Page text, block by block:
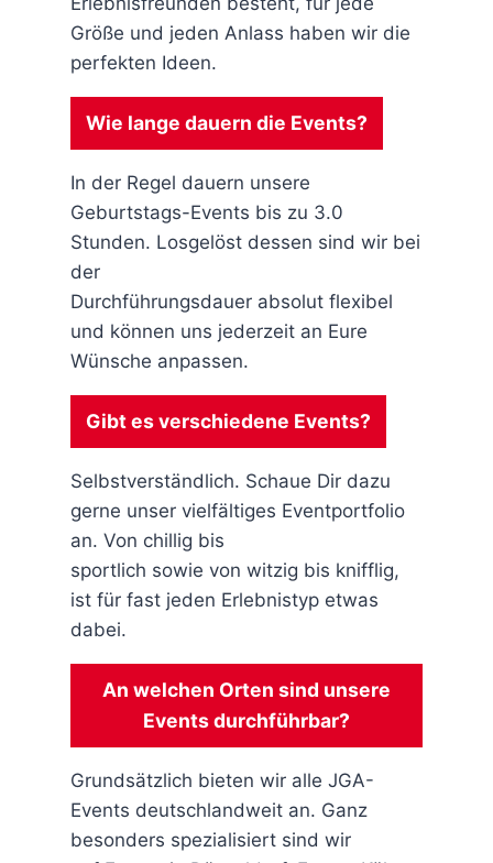
Größe und jeden Anlass haben wir die
perfekten Ideen.
Wie lange dauern die Events?
In der Regel dauern unsere
Geburtstags-Events bis zu 3.0
Stunden. Losgelöst dessen sind wir bei
der
Durchführungsdauer absolut flexibel
und können uns jederzeit an Eure
Wünsche anpassen.
Gibt es verschiedene Events?
Selbstverständlich. Schaue Dir dazu
gerne unser vielfältiges Eventportfolio
an. Von chillig bis
sportlich sowie von witzig bis knifflig,
ist für fast jeden Erlebnistyp etwas
dabei.
An welchen Orten sind unsere
Events durchführbar?
Grundsätzlich bieten wir alle JGA-
Events deutschlandweit an. Ganz
besonders spezialisiert sind wir